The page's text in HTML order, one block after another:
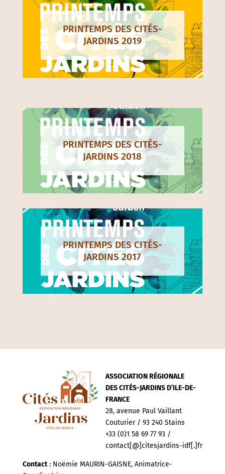
PRINTEMPS DES CITÉS-
JARDINS 2019
PRINTEMPS DES CITÉS-
JARDINS 2018
PRINTEMPS DES CITÉS-
JARDINS 2017
ASSOCIATION RÉGIONALE
DES CITÉS-JARDINS D’ILE-DE-
FRANCE
28, avenue Paul Vaillant
Couturier / 93 240 Stains
+33 (0)1 58 69 77 93 /
contact[@]citesjardins-idf[.]fr
Contact: Noëmie MAURIN-GAISNE, Animatrice-